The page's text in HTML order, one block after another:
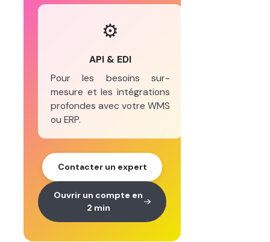
⚙️
API & EDI
Pour les besoins sur-
mesure et les intégrations
profondes avec votre WMS
ou ERP.
Contacter un expert
Ouvrir un compte en
2 min